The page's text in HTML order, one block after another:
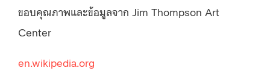
ขอบคุณภาพและข้อมูลจาก Jim Thompson Art
Center
en.wikipedia.org